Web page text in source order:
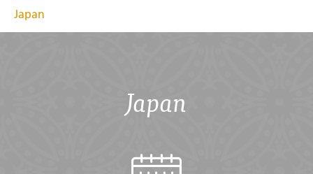
Japan
Japan